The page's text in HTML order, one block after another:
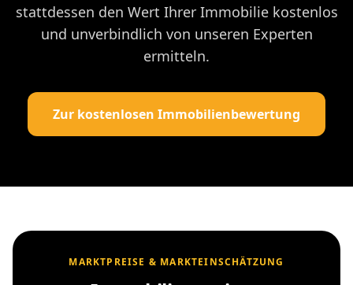
stattdessen den Wert Ihrer Immobilie kostenlos
und unverbindlich von unseren Experten
ermitteln.
Zur kostenlosen Immobilienbewertung
MARKTPREISE & MARKTEINSCHÄTZUNG